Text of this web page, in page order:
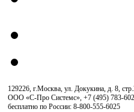
129226, г.Москва, ул. Докукина, д. 8,
ООО «С-Про Системс», +7 (495) 783-
бесплатно по России: 8-800-555-6025